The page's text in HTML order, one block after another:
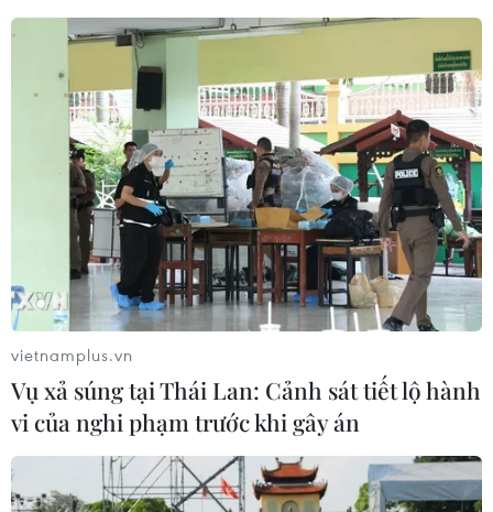
Đẩy mạnh ứng dụng AI khai thác cơ sở dữ
liệu về khí tượng thủy văn
09/06/2023 09:03
Phó Thủ tướng yêu cầu đẩy mạnh ứng dụng chuyển đổi
số, trí tuệ nhân tạo, dữ liệu lớn, bảo đảm an ninh, an
toàn thông tin trong xây dựng, vận hành, khai thác cơ sở
dữ liệu về khí tượng thủy văn.
vietnamplus.vn
Vụ xả súng tại Thái Lan: Cảnh sát tiết lộ hành
vi của nghi phạm trước khi gây án